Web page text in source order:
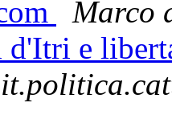
Marco
e